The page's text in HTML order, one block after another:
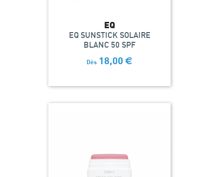
EQ
EQ SUNSTICK SOLAIRE
BLANC 50 SPF
Dès 18,00 €